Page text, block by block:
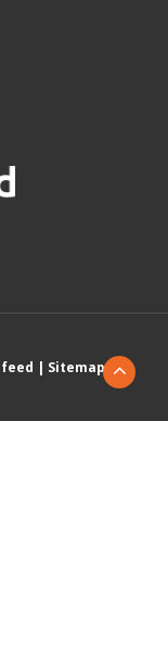
feed | Sitemap